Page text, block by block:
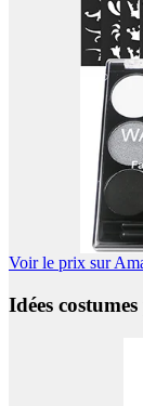
Voir le prix sur
Idées